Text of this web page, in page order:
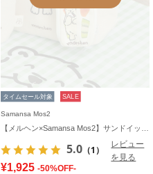
タイムセール対象 SALE
Samansa Mos2
5.0 （1）
レビュー
を見る
¥1,925 -50%OFF-